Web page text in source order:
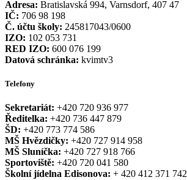
Adresa: Bratislavská 994, Varnsdorf, 407 47
IČ: 706 98 198
Č. účtu školy: 245817043/0600
IZO: 102 053 731
RED IZO: 600 076 199
Datová schránka: kvimtv3
Telefony
Sekretariát: +420 720 936 977
Ředitelka: +420 736 447 879
ŠD: +420 773 774 586
MŠ Hvězdičky: +420 727 914 958
MŠ Sluníčka: +420 727 918 766
Sportoviště: +420 720 041 580
Školní jídelna Edisonova: + 420 412 371 742